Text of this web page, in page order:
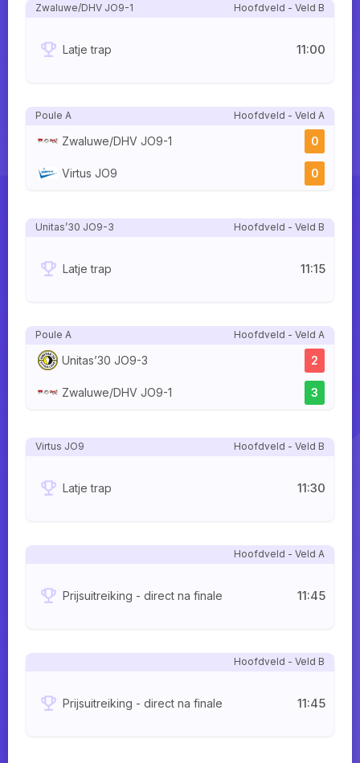
Zwaluwe/DHV JO9-1 Hoofdveld - Veld B
Latje trap 11:00
Poule A Hoofdveld - Veld A
Zwaluwe/DHV JO9-1 0
Virtus JO9 0
Unitas’30 JO9-3 Hoofdveld - Veld B
Latje trap 11:15
Poule A Hoofdveld - Veld A
Unitas’30 JO9-3 2
Zwaluwe/DHV JO9-1 3
Virtus JO9 Hoofdveld - Veld B
Latje trap 11:30
Hoofdveld - Veld A
Prijsuitreiking - direct na finale 11:45
Hoofdveld - Veld B
Prijsuitreiking - direct na finale 11:45